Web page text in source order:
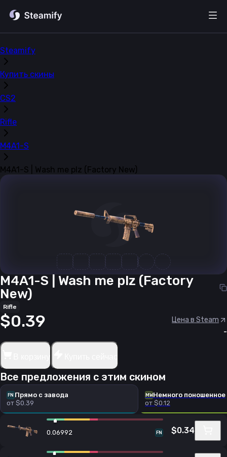
Steamify
Купить скины
CS2
Rifle
M4A1-S
M4A1-S | Wash me plz (Factory New)
M4A1-S | Wash me plz (Factory
New)
Rifle
$0.39
Цена в Steam
-
Все предложения с этим скином
FN Прямо с завода
от $0.39
MWНемного поношенное
от $0.12
0.06992 FN $0.34